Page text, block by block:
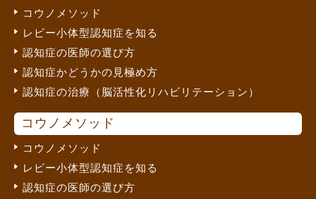
コウノメソッド
レビー小体型認知症を知る
認知症の医師の選び方
認知症かどうかの見極め方
認知症の治療（脳活性化リハビリテーション）
コウノメソッド
コウノメソッド
レビー小体型認知症を知る
認知症の医師の選び方